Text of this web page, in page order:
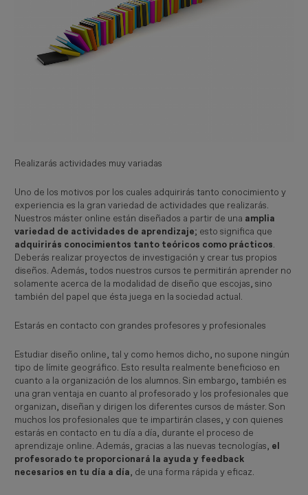
Realizarás actividades muy variadas
Uno de los motivos por los cuales adquirirás tanto conocimiento y
experiencia es la gran variedad de actividades que realizarás.
Nuestros máster online están diseñados a partir de una amplia
variedad de actividades de aprendizaje; esto significa que
adquirirás conocimientos tanto teóricos como prácticos.
Deberás realizar proyectos de investigación y crear tus propios
diseños. Además, todos nuestros cursos te permitirán aprender no
solamente acerca de la modalidad de diseño que escojas, sino
también del papel que ésta juega en la sociedad actual.
Estarás en contacto con grandes profesores y profesionales
Estudiar diseño online, tal y como hemos dicho, no supone ningún
tipo de límite geográfico. Esto resulta realmente beneficioso en
cuanto a la organización de los alumnos. Sin embargo, también es
una gran ventaja en cuanto al profesorado y los profesionales que
organizan, diseñan y dirigen los diferentes cursos de máster. Son
muchos los profesionales que te impartirán clases, y con quienes
estarás en contacto en tu día a día, durante el proceso de
aprendizaje online. Además, gracias a las nuevas tecnologías, el
profesorado te proporcionará la ayuda y feedback
necesarios en tu día a día, de una forma rápida y eficaz.